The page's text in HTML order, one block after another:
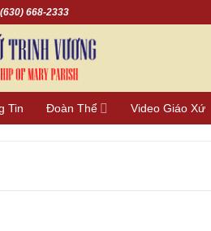
668-2333
Tin Đoàn Thể Video Giáo Xứ